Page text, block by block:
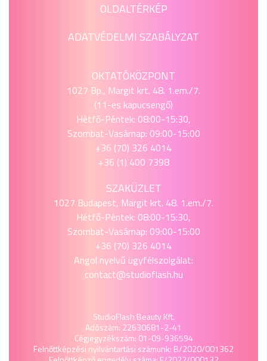
OLDALTÉRKÉP
ADATVÉDELMI SZABÁLYZAT
OKTATÓKÖZPONT
1027 Bp., Margit krt. 48. 1.em./7.
(11-es kapucsengő)
Hétfő-Péntek: 08:00-15:30,
Szombat-Vasárnap: 09:00-15:00
+36 (70) 326 4014
+36 (1) 400 7398
SZAKÜZLET
1027 Budapest, Margit krt. 48. 1.em./7.
Hétfő-Péntek: 08:00-15:30,
Szombat-Vasárnap: 09:00-15:00
+36 (70) 326 4014
Angol nyelvű ügyfélszolgálat:
contact@studioflash.hu
StudioFlash Beauty Kft.
Adószám: 22630681-2-41
Cégjegyzékszám: 01-09-936594
Felnőttképzési nyilvántartási számunk: B/2020/001362